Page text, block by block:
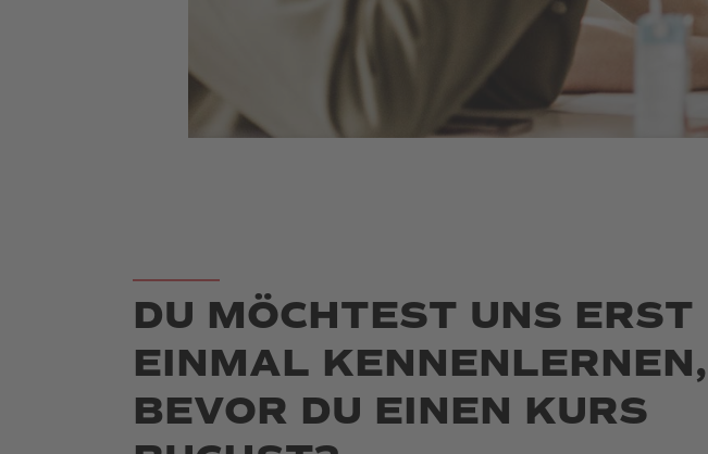
DU MÖCHTEST UNS ERST
EINMAL KENNENLERNEN,
BEVOR DU EINEN KURS